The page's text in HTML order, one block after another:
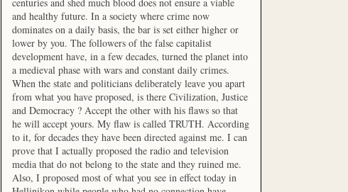
and healthy future. In a society where crime now
dominates on a daily basis, the bar is set either higher or
lower by you. The followers of the false capitalist
development have, in a few decades, turned the planet into
a medieval phase with wars and constant daily crimes.
When the state and politicians deliberately leave you apart
from what you have proposed, is there Civilization, Justice
and Democracy ? Accept the other with his flaws so that
he will accept yours. My flaw is called TRUTH. According
to it, for decades they have been directed against me. I can
prove that I actually proposed the radio and television
media that do not belong to the state and they ruined me.
Also, I proposed most of what you see in effect today in